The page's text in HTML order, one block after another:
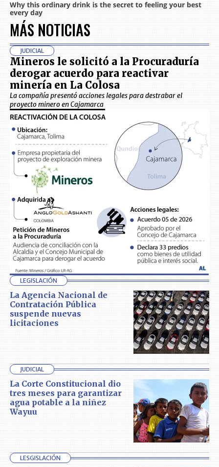
MÁS NOTICIAS
JUDICIAL
Mineros le solicitó a la Procuraduría
derogar acuerdo para reactivar
minería en La Colosa
La compañía presentó acciones legales para destrabar el
proyecto minero en Cajamarca
LEGISLACIÓN
La Agencia Nacional de
Contratación Pública
suspende nuevas
licitaciones
JUDICIAL
La Corte Constitucional dio
tres meses para garantizar
agua potable a la niñez
Wayuu
LESGISLACIÓN